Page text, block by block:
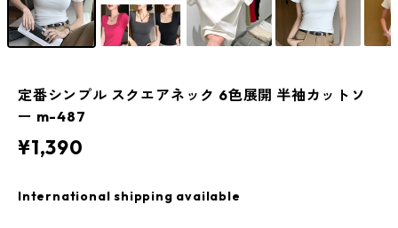
定番シンプル スクエアネック 6色展開 半袖カットソ
ー m-487
¥1,390
International shipping available